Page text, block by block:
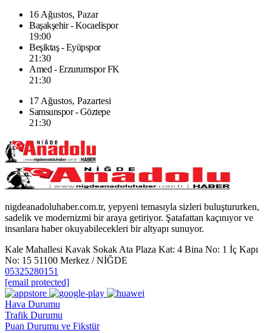
16 Ağustos, Pazar
Başakşehir - Kocaelispor
19:00
Beşiktaş - Eyüpspor
21:30
Amed - Erzurumspor FK
21:30
17 Ağustos, Pazartesi
Samsunspor - Göztepe
21:30
nigdeanadoluhaber.com.tr, yepyeni temasıyla sizleri buluştururken,
sadelik ve modernizmi bir araya getiriyor. Şatafattan kaçınıyor ve
insanlara haber okuyabilecekleri bir altyapı sunuyor.
Kale Mahallesi Kavak Sokak Ata Plaza Kat: 4 Bina No: 1 İç Kapı
No: 15 51100 Merkez / NİĞDE
05325280151
[email protected]
Hava Durumu
Trafik Durumu
Puan Durumu ve Fikstür